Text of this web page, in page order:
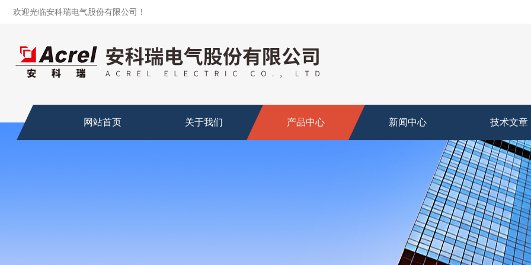
欢迎光临安科瑞电气股份有限公司！
网站首页 关于我们 产品中心 新闻中心 技术文章